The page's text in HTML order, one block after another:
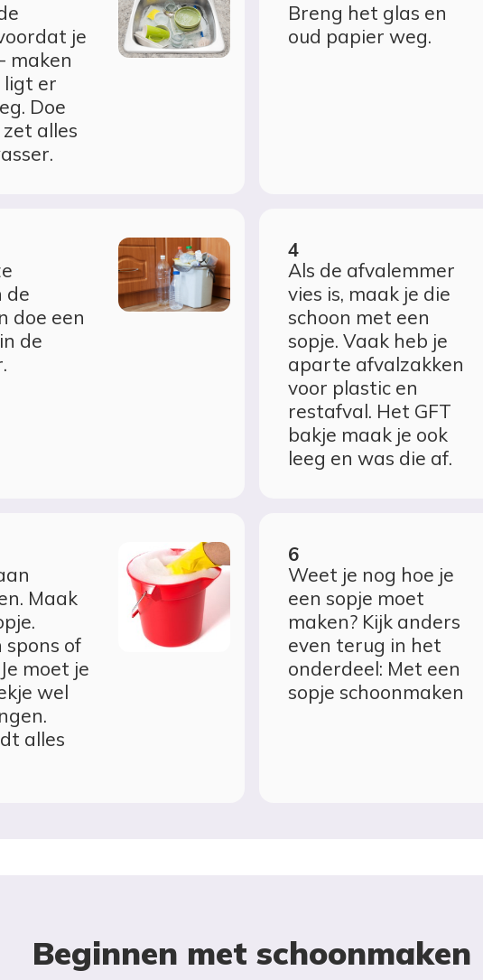
je
maken
ligt er
Doe
alles
Breng het glas en
oud papier weg.
de
doe een
de
Als de afvalemmer
vies is, maak je die
schoon met een
sopje. Vaak heb je
aparte afvalzakken
voor plastic en
restafval. Het GFT
bakje maak je ook
leeg en was die af.
Maak
spons of
moet je
wel
alles
Weet je nog hoe je
een sopje moet
maken? Kijk anders
even terug in het
onderdeel: Met een
sopje schoonmaken
Beginnen met schoonmaken